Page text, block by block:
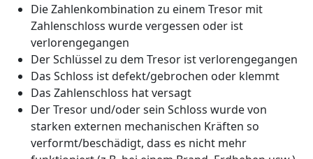
Die Zahlenkombination zu einem Tresor mit
Zahlenschloss wurde vergessen oder ist
verlorengegangen
Der Schlüssel zu dem Tresor ist verlorengegangen
Das Schloss ist defekt/gebrochen oder klemmt
Das Zahlenschloss hat versagt
Der Tresor und/oder sein Schloss wurde von
starken externen mechanischen Kräften so
verformt/beschädigt, dass es nicht mehr